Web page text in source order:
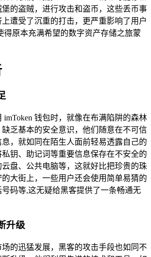
的盗贼，进行攻击和盗币，这些丢币事
遭受了沉重的打击，更严重影响了用户
得原本充满希望的数字资产存储之旅蒙
imToken 钱包时，就像在布满陷阱的森林
乏基本的安全意识，他们随意在不可信
，就如同在陌生人面前轻易透露自己的
钥、助记词等重要信息保存在不安全的
盘、公共电脑等，这就好比把珍贵的珠
大街上，一些用户还会使用简单易猜的
码等,这无疑给黑客提供了一条畅通无
升级
场的迅猛发展，黑客的攻击手段也如同不